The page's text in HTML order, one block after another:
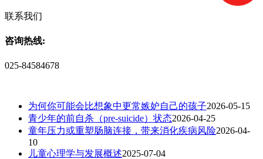
联系我们
咨询热线:
025-84584678
为何你可能会比想象中更常嫉妒自己的孩子2026-05-15
青少年的前自杀（pre-suicide）状态2026-04-25
童年压力或重塑肠脑连接，带来消化疾病风险2026-04-
10
儿童心理学与发展概述2025-07-04